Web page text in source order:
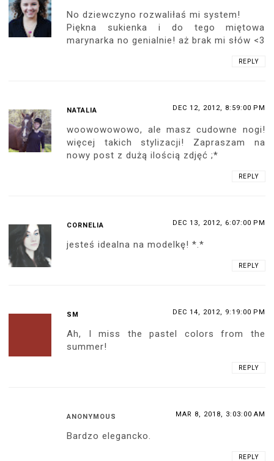
No dziewczyno rozwaliłaś mi system!
Piękna sukienka i do tego miętowa
marynarka no genialnie! aż brak mi słów <3
REPLY
NATALIA DEC 12, 2012, 8:59:00 PM
woowowowowo, ale masz cudowne nogi!
więcej takich stylizacji! Zapraszam na
nowy post z dużą ilością zdjęć ;*
REPLY
CORNELIA DEC 13, 2012, 6:07:00 PM
jesteś idealna na modelkę! *.*
REPLY
SM DEC 14, 2012, 9:19:00 PM
Ah, I miss the pastel colors from the
summer!
REPLY
ANONYMOUS MAR 8, 2018, 3:03:00 AM
Bardzo elegancko.
REPLY